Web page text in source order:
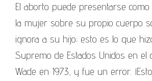
El aborto puede presentarse
la mujer sobre su propio cuerpo
ignora a su hijo; esto es lo que
Supremo de Estados Unidos en el
Wade en 1973, y fue un error.